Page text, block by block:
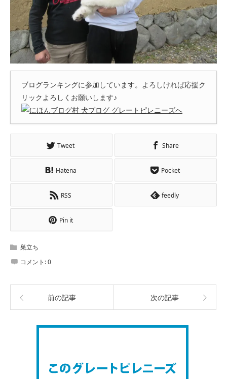
ブログランキングに参加しています。よろしければ応援ク
リックよろしくお願いします♪
Tweet Share
Hatena Pocket
RSS feedly
Pin it
巣立ち
コメント:0
前の記事 次の記事